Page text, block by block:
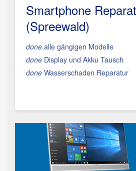
Smartphone
(Spreewald)
done alle gängigen Modelle
done Display und Akku Tausch
done Wasserschaden Reparatur